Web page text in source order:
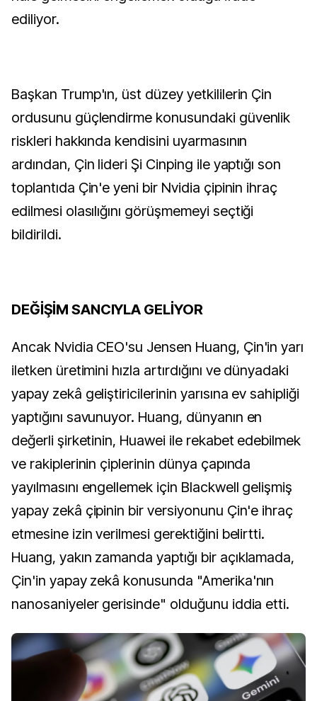
ediliyor.
Başkan Trump'ın, üst düzey yetkililerin Çin
ordusunu güçlendirme konusundaki güvenlik
riskleri hakkında kendisini uyarmasının
ardından, Çin lideri Şi Cinping ile yaptığı son
toplantıda Çin'e yeni bir Nvidia çipinin ihraç
edilmesi olasılığını görüşmemeyi seçtiği
bildirildi.
DEĞİŞİM SANCIYLA GELİYOR
Ancak Nvidia CEO'su Jensen Huang, Çin'in yarı
iletken üretimini hızla artırdığını ve dünyadaki
yapay zekâ geliştiricilerinin yarısına ev sahipliği
yaptığını savunuyor. Huang, dünyanın en
değerli şirketinin, Huawei ile rekabet edebilmek
ve rakiplerinin çiplerinin dünya çapında
yayılmasını engellemek için Blackwell gelişmiş
yapay zekâ çipinin bir versiyonunu Çin'e ihraç
etmesine izin verilmesi gerektiğini belirtti.
Huang, yakın zamanda yaptığı bir açıklamada,
Çin'in yapay zekâ konusunda "Amerika'nın
nanosaniyeler gerisinde" olduğunu iddia etti.